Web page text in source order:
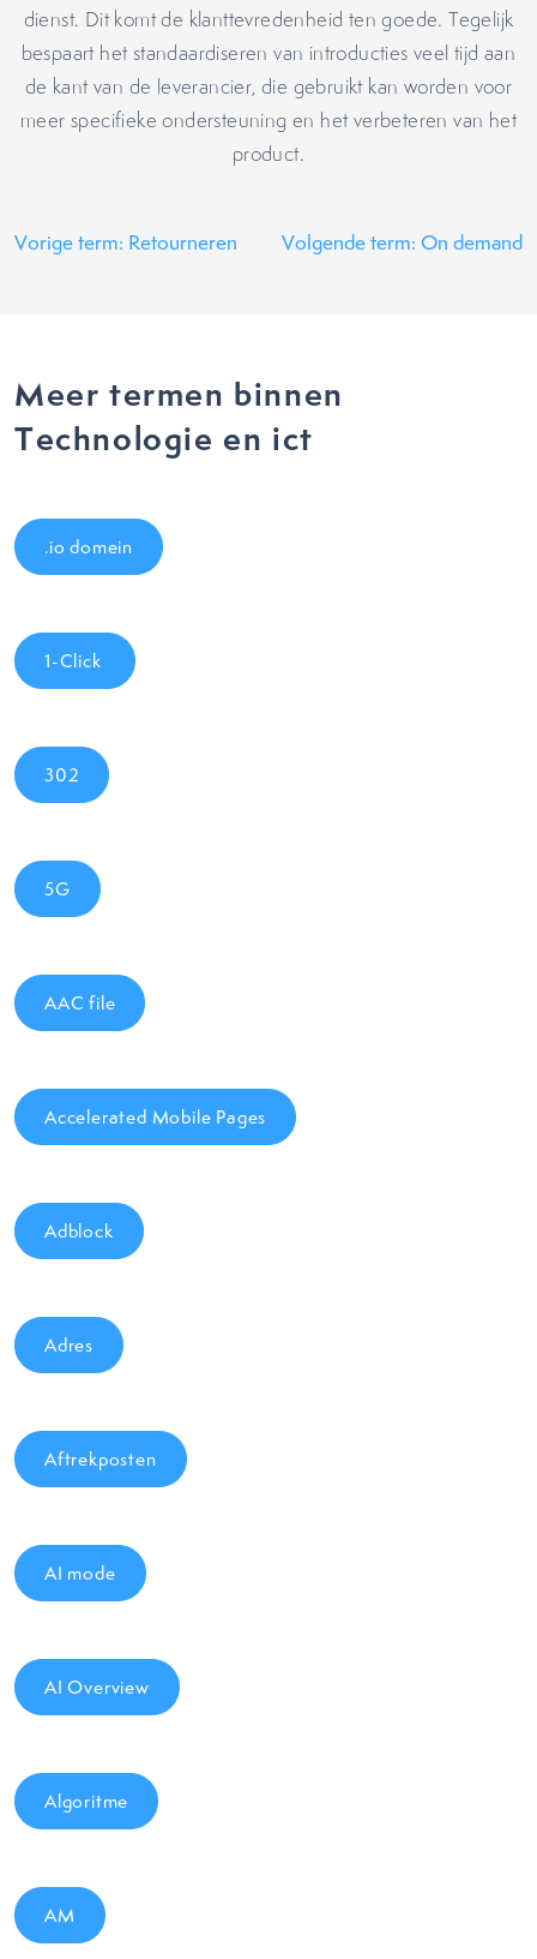
dienst. Dit komt de klanttevredenheid ten goede. Tegelijk
bespaart het standaardiseren van introducties veel tijd aan
de kant van de leverancier, die gebruikt kan worden voor
meer specifieke ondersteuning en het verbeteren van het
product.
Vorige term: Retourneren Volgende term: On demand
Meer termen binnen
Technologie en ict
.io domein
1-Click
302
5G
AAC file
Accelerated Mobile Pages
Adblock
Adres
Aftrekposten
AI mode
AI Overview
Algoritme
AM